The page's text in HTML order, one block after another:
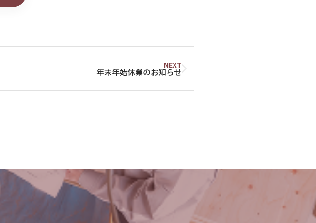
NEXT
年末年始休業のお知らせ